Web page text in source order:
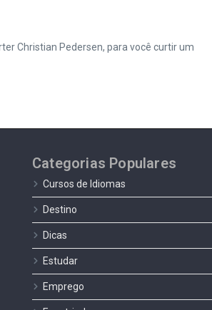
Christian Pedersen, para você curtir um
Categorias Populares
Cursos de Idiomas
Destino
Dicas
Estudar
Emprego